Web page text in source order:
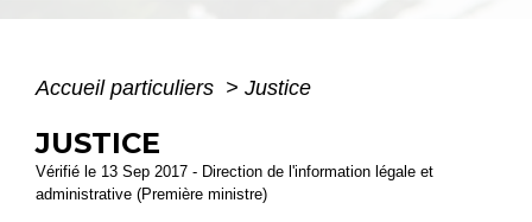
Accueil particuliers > Justice
JUSTICE
Vérifié le 13 Sep 2017 - Direction de l'information légale et
administrative (Première ministre)